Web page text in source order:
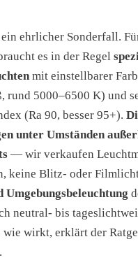
ehrlicher Sonderfall.
es in der Regel
mit einstellbarer
rund 5000–6500 K) und
(Ra 90, besser 95+).
unter Umständen
— wir verkaufen
keine Blitz- oder
Umgebungsbeleuchtung
neutral- bis
wirkt, erklärt der
.